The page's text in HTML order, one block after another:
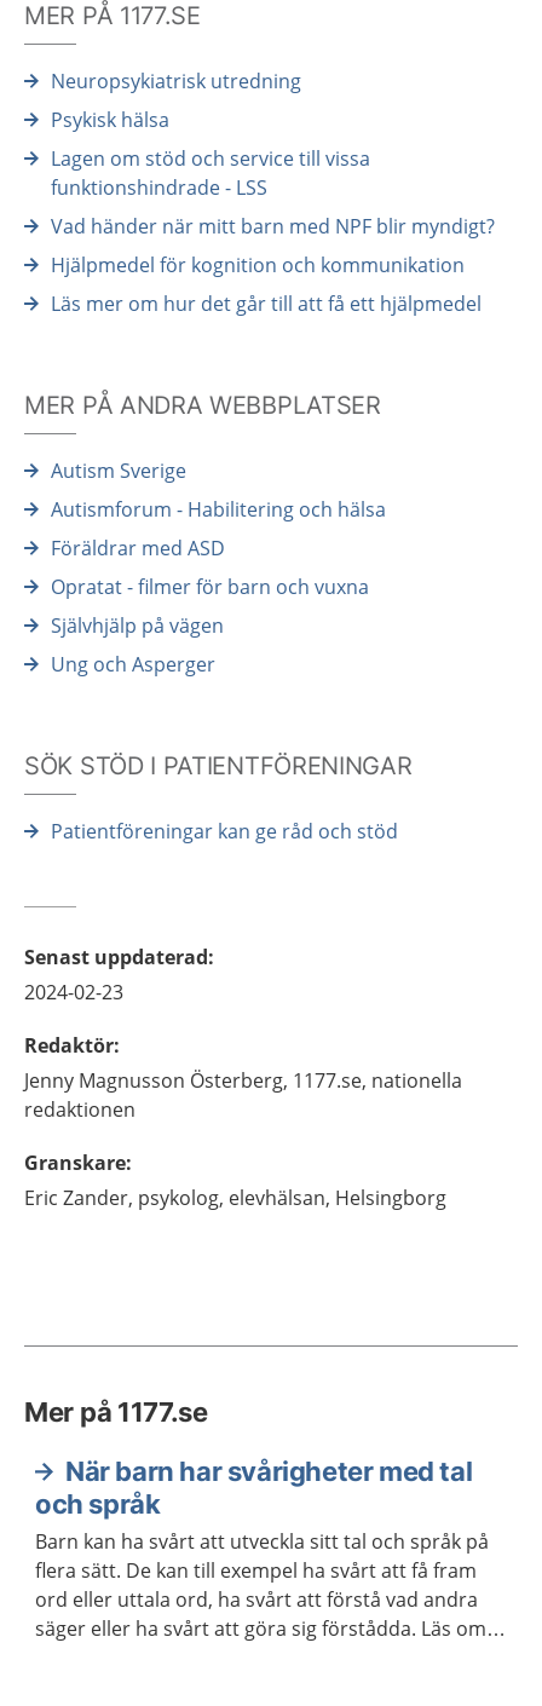
MER PÅ 1177.SE
Neuropsykiatrisk utredning
Psykisk hälsa
Lagen om stöd och service till vissa
funktionshindrade - LSS
Vad händer när mitt barn med NPF blir myndigt?
Hjälpmedel för kognition och kommunikation
Läs mer om hur det går till att få ett hjälpmedel
MER PÅ ANDRA WEBBPLATSER
Autism Sverige
Autismforum - Habilitering och hälsa
Föräldrar med ASD
Opratat - filmer för barn och vuxna
Självhjälp på vägen
Ung och Asperger
SÖK STÖD I PATIENTFÖRENINGAR
Patientföreningar kan ge råd och stöd
Senast uppdaterad:
2024-02-23
Redaktör:
Jenny Magnusson Österberg, 1177.se, nationella
redaktionen
Granskare:
Eric Zander, psykolog, elevhälsan, Helsingborg
Mer på 1177.se
När barn har svårigheter med tal
och språk
Barn kan ha svårt att utveckla sitt tal och språk på
flera sätt. De kan till exempel ha svårt att få fram
ord eller uttala ord, ha svårt att förstå vad andra
säger eller ha svårt att göra sig förstådda. Läs om